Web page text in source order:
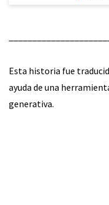
Esta historia fue
ayuda de una
generativa.